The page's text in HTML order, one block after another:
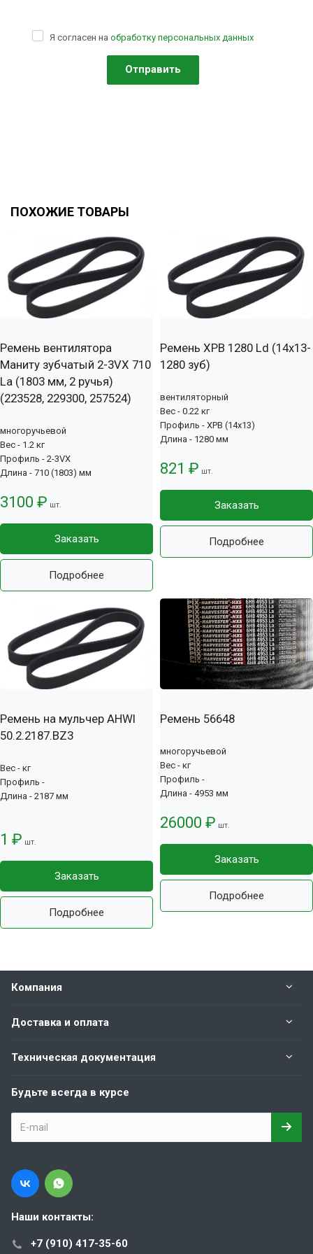
Я согласен на обработку персональных данных
ПОХОЖИЕ ТОВАРЫ
Ремень вентилятора
Маниту зубчатый 2-3VX 710
La (1803 мм, 2 ручья)
(223528, 229300, 257524)
многоручьевой
Вес - 1.2 кг
Профиль - 2-3VX
Длина - 710 (1803) мм
3100 ₽ шт.
Заказать
Подробнее
Ремень XPB 1280 Ld (14х13-
1280 зуб)
вентиляторный
Вес - 0.22 кг
Профиль - XPB (14x13)
Длина - 1280 мм
821 ₽ шт.
Заказать
Подробнее
Ремень на мульчер AHWI
50.2.2187.BZ3
Вес - кг
Профиль -
Длина - 2187 мм
1 ₽ шт.
Заказать
Подробнее
Ремень 56648
многоручьевой
Вес - кг
Профиль -
Длина - 4953 мм
26000 ₽ шт.
Заказать
Подробнее
Компания
Доставка и оплата
Техническая документация
Будьте всегда в курсе
Наши контакты:
+7 (910) 417-35-60